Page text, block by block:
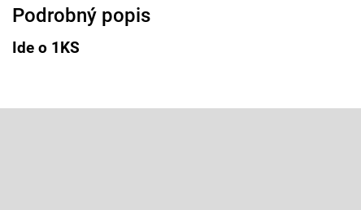
Podrobný popis
Ide o 1KS